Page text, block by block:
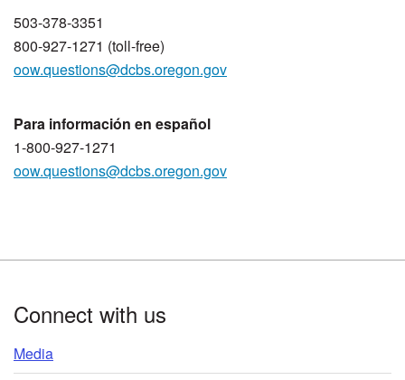
503-378-3351​
800-927-1271 (toll-free)
oow.questions@dcbs.​oregon.gov
Para información en español
1-800-927-1271
oow.questions@dcbs.oregon.gov
Connect with us
Media